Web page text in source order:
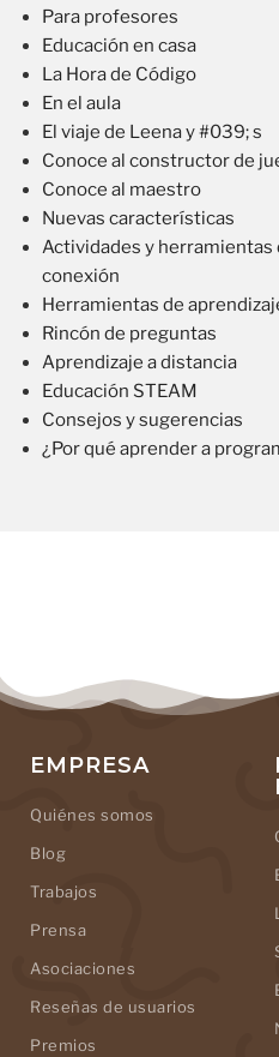
Para profesores
Educación en casa
La Hora de Código
En el aula
El viaje de Leena y #039; s
Conoce al constructor de
Conoce al maestro
Nuevas características
Actividades y herramientas
conexión
Herramientas de
Rincón de preguntas
Aprendizaje a distancia
Educación STEAM
Consejos y sugerencias
¿Por qué aprender a
EMPRESA
Quiénes somos
Blog
Trabajos
Prensa
Asociaciones
Reseñas de usuarios
Premios